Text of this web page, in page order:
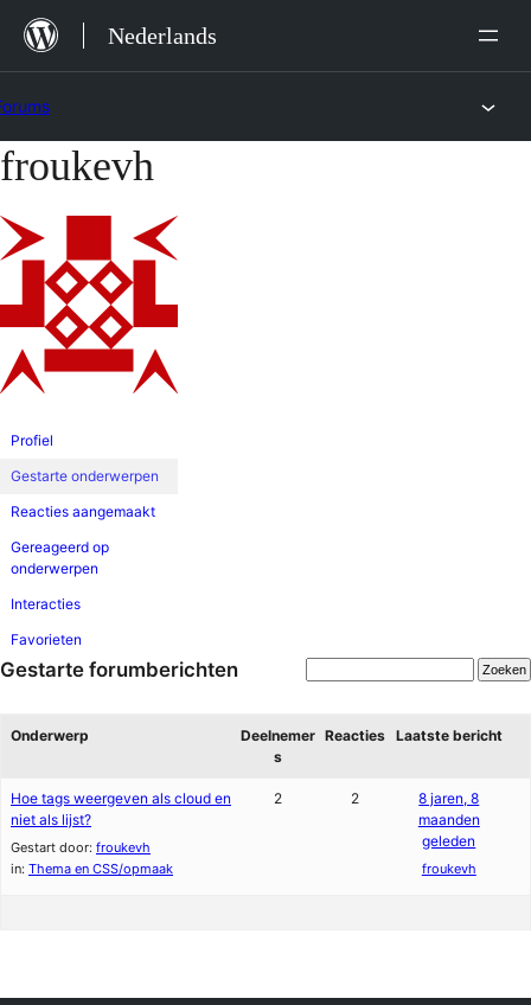
naar
Nederlands
Ga
de
inhoud
froukevh
Profiel
Gestarte onderwerpen
Reacties aangemaakt
Gereageerd op
onderwerpen
Interacties
Favorieten
Gestarte forumberichten
Onderwerp
Deelnemer
s
Reacties Laatste bericht
Hoe tags weergeven als cloud en
niet als lijst?
Gestart door: froukevh
in: Thema en CSS/opmaak
2 2
8 jaren, 8
maanden
geleden
froukevh